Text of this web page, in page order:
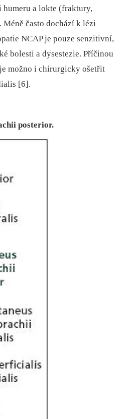
a lokte (fraktury,
často dochází k lézi
NCAP je pouze senzitivní,
bolesti a dysestezie. Příčinou
možno i chirurgicky ošetřit
[6].
posterior.